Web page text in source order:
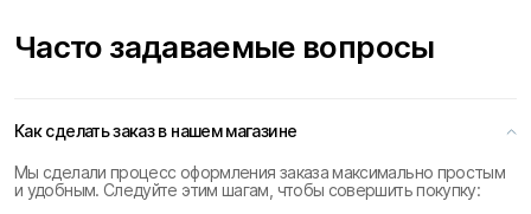
Часто задаваемые вопросы
Как сделать заказ в нашем магазине
Мы сделали процесс оформления заказа максимально простым
и удобным. Следуйте этим шагам, чтобы совершить покупку: